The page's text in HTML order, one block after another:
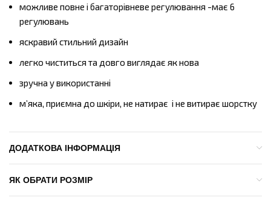
можливе повне і багаторівневе регулювання -має 6
регулювань
яскравий стильний дизайн
легко чиститься та довго виглядає як нова
зручна у використанні
м’яка, приємна до шкіри, не натирає і не витирає шорстку
ДОДАТКОВА ІНФОРМАЦІЯ
ЯК ОБРАТИ РОЗМІР